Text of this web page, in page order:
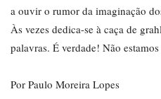
a ouvir o rumor da imaginação
Às vezes dedica-se à caça de
palavras. É verdade! Não
Por Paulo Moreira Lopes